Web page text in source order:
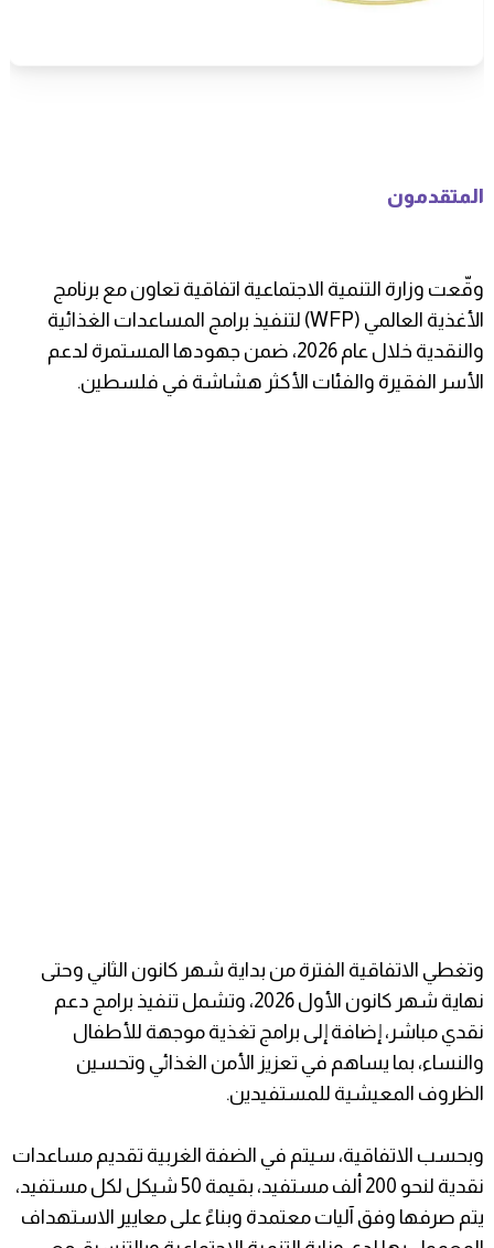
المتقدمون
وقّعت وزارة التنمية الاجتماعية اتفاقية تعاون مع برنامج
الأغذية العالمي (WFP) لتنفيذ برامج المساعدات الغذائية
والنقدية خلال عام 2026، ضمن جهودها المستمرة لدعم
الأسر الفقيرة والفئات الأكثر هشاشة في فلسطين.
وتغطي الاتفاقية الفترة من بداية شهر كانون الثاني وحتى
نهاية شهر كانون الأول 2026، وتشمل تنفيذ برامج دعم
نقدي مباشر، إضافة إلى برامج تغذية موجهة للأطفال
والنساء، بما يساهم في تعزيز الأمن الغذائي وتحسين
الظروف المعيشية للمستفيدين.
وبحسب الاتفاقية، سيتم في الضفة الغربية تقديم مساعدات
نقدية لنحو 200 ألف مستفيد، بقيمة 50 شيكل لكل مستفيد،
يتم صرفها وفق آليات معتمدة وبناءً على معايير الاستهداف